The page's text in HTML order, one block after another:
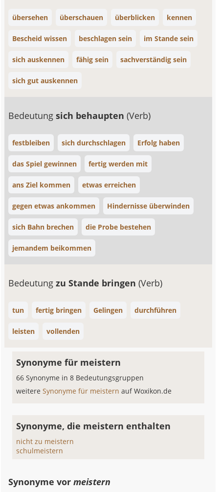
übersehen überschauen überblicken kennen
Bescheid wissen beschlagen sein im Stande sein
sich auskennen fähig sein sachverständig sein
sich gut auskennen
Bedeutungsich behaupten(Verb)
festbleiben sich durchschlagen Erfolg haben
das Spiel gewinnen fertig werden mit
ans Ziel kommen etwas erreichen
gegen etwas ankommen Hindernisse überwinden
sich Bahn brechen die Probe bestehen
jemandem beikommen
Bedeutungzu Stande bringen(Verb)
tun fertig bringen Gelingen durchführen
leisten vollenden
Synonyme für meistern
66 Synonyme in 8 Bedeutungsgruppen
weitereSynonyme für meisternauf Woxikon.de
Synonyme, die meistern enthalten
nicht zu meistern
schulmeistern
Synonyme vormeistern